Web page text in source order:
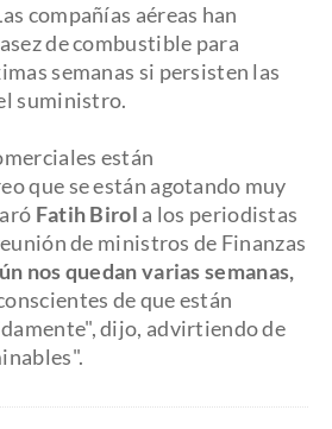
compañías aéreas han
de combustible para
semanas si persisten las
suministro.
están
que se están agotando muy
Fatih Birol a los periodistas
de ministros de Finanzas
nos quedan varias semanas,
de que están
dijo, advirtiendo de